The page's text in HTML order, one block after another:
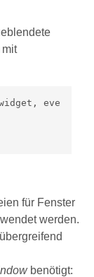
,
eve
für Fenster
werden.
benötigt: